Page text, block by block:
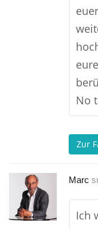
No
Zur
Marc
Ich